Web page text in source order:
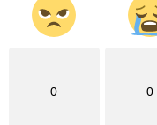
0 0